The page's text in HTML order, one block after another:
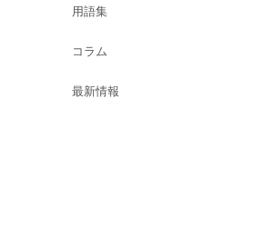
用語集
コラム
最新情報